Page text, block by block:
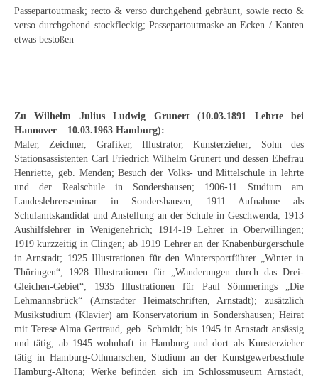
Kunst nach 1945
Helmut Diekmann
Ludwig (Luis) Neu
Ferdinand Springer
Arne Siegfried
Curt Wittenbecher
Weitere Künstler nach 1945
Unbekannt
Autographen / Dokumente
Herkunft & Wirkungsstätte
Berliner Künstler
Passepartoutmask; recto & verso durchgehend gebräunt, sowie recto &
verso durchgehend stockfleckig; Passepartoutmaske an Ecken / Kanten
etwas bestoßen
Zu Wilhelm Julius Ludwig Grunert (10.03.1891 Lehrte bei
Hannover – 10.03.1963 Hamburg):
Maler, Zeichner, Grafiker, Illustrator, Kunsterzieher; Sohn des
Stationsassistenten Carl Friedrich Wilhelm Grunert und dessen Ehefrau
Henriette, geb. Menden; Besuch der Volks- und Mittelschule in lehrte
und der Realschule in Sondershausen; 1906-11 Studium am
Landeslehrerseminar in Sondershausen; 1911 Aufnahme als
Schulamtskandidat und Anstellung an der Schule in Geschwenda; 1913
Aushilfslehrer in Wenigenehrich; 1914-19 Lehrer in Oberwillingen;
1919 kurzzeitig in Clingen; ab 1919 Lehrer an der Knabenbürgerschule
in Arnstadt; 1925 Illustrationen für den Wintersportführer „Winter in
Thüringen“; 1928 Illustrationen für „Wanderungen durch das Drei-
Gleichen-Gebiet“; 1935 Illustrationen für Paul Sömmerings „Die
Lehmannsbrück“ (Arnstadter Heimatschriften, Arnstadt); zusätzlich
Musikstudium (Klavier) am Konservatorium in Sondershausen; Heirat
mit Terese Alma Gertraud, geb. Schmidt; bis 1945 in Arnstadt ansässig
und tätig; ab 1945 wohnhaft in Hamburg und dort als Kunsterzieher
tätig in Hamburg-Othmarschen; Studium an der Kunstgewerbeschule
Hamburg-Altona; Werke befinden sich im Schlossmuseum Arnstadt,